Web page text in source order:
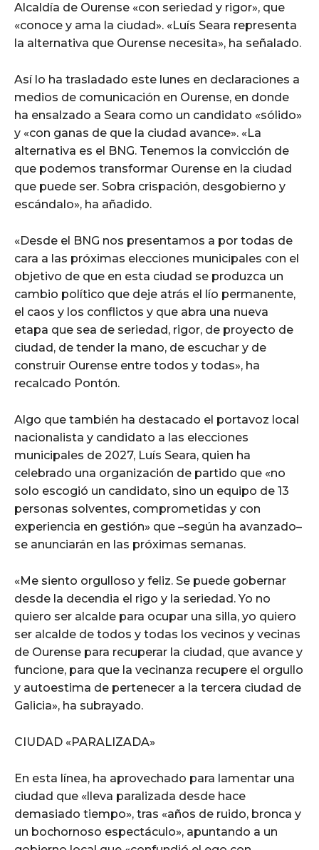
Alcaldía de Ourense «con seriedad y rigor», que
«conoce y ama la ciudad». «Luís Seara representa
la alternativa que Ourense necesita», ha señalado.
Así lo ha trasladado este lunes en declaraciones a
medios de comunicación en Ourense, en donde
ha ensalzado a Seara como un candidato «sólido»
y «con ganas de que la ciudad avance». «La
alternativa es el BNG. Tenemos la convicción de
que podemos transformar Ourense en la ciudad
que puede ser. Sobra crispación, desgobierno y
escándalo», ha añadido.
«Desde el BNG nos presentamos a por todas de
cara a las próximas elecciones municipales con el
objetivo de que en esta ciudad se produzca un
cambio político que deje atrás el lío permanente,
el caos y los conflictos y que abra una nueva
etapa que sea de seriedad, rigor, de proyecto de
ciudad, de tender la mano, de escuchar y de
construir Ourense entre todos y todas», ha
recalcado Pontón.
Algo que también ha destacado el portavoz local
nacionalista y candidato a las elecciones
municipales de 2027, Luís Seara, quien ha
celebrado una organización de partido que «no
solo escogió un candidato, sino un equipo de 13
personas solventes, comprometidas y con
experiencia en gestión» que –según ha avanzado–
se anunciarán en las próximas semanas.
«Me siento orgulloso y feliz. Se puede gobernar
desde la decendia el rigo y la seriedad. Yo no
quiero ser alcalde para ocupar una silla, yo quiero
ser alcalde de todos y todas los vecinos y vecinas
de Ourense para recuperar la ciudad, que avance y
funcione, para que la vecinanza recupere el orgullo
y autoestima de pertenecer a la tercera ciudad de
Galicia», ha subrayado.
CIUDAD «PARALIZADA»
En esta línea, ha aprovechado para lamentar una
ciudad que «lleva paralizada desde hace
demasiado tiempo», tras «años de ruido, bronca y
un bochornoso espectáculo», apuntando a un